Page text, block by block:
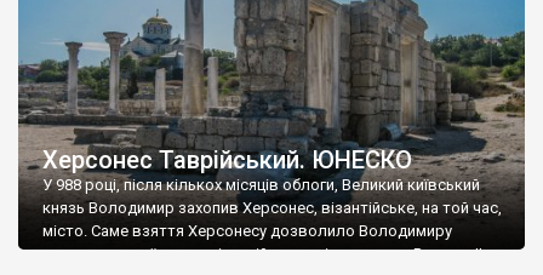
Херсонес Таврійський. ЮНЕСКО
У 988 році, після кількох місяців облоги, Великий київський
князь Володимир захопив Херсонес, візантійське, на той час,
місто. Саме взяття Херсонесу дозволило Володимиру
диктувати свої умови візантійському імператору Василю ІІ, та